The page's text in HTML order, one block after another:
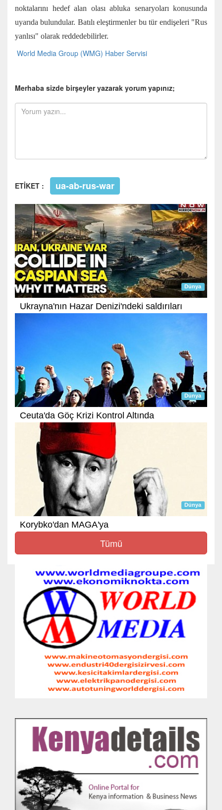
noktalarını hedef alan olası abluka senaryoları konusunda
uyarıda bulundular. Batılı eleştirmenler bu tür endişeleri "Rus
yanlısı" olarak reddedebilirler.
World Media Group (WMG) Haber Servisi
Merhaba sizde birşeyler yazarak yorum yapınız;
ETİKET : ua-ab-rus-war
Dünya
Ukrayna'nın Hazar Denizi'ndeki saldırıları
Dünya
Ceuta'da Göç Krizi Kontrol Altında
Dünya
Korybko'dan MAGA'ya
Tümü